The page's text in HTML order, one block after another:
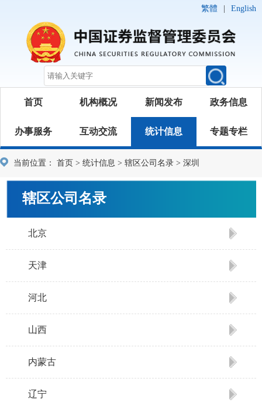
繁體 English
首页 机构概况 新闻发布 政务信息
办事服务 互动交流 统计信息 专题专栏
当前位置： 首页 > 统计信息 > 辖区公司名录 > 深圳
辖区公司名录
北京
天津
河北
山西
内蒙古
辽宁